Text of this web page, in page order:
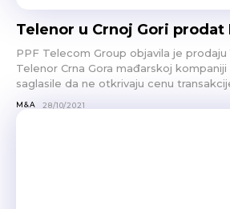
Telenor u Crnoj Gori prodat
PPF Telecom Group objavila je
Telenor Crna Gora mađarskoj kompaniji 4iG Nirt.
saglasile da ne otkrivaju cenu
M&A 28/10/2021